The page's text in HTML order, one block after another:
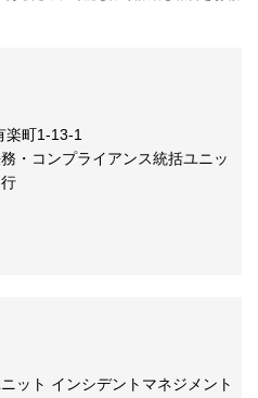
楽町1-13-1
・コンプライアンス統括ユニッ
ット インシデントマネジメント